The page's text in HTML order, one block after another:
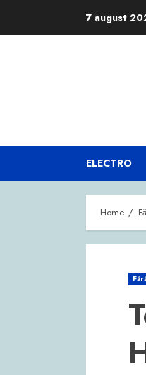
7 august
ELECTRO
Home